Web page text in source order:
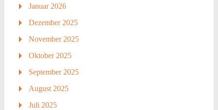
Januar 2026
Dezember 2025
November 2025
Oktober 2025
September 2025
August 2025
Juli 2025